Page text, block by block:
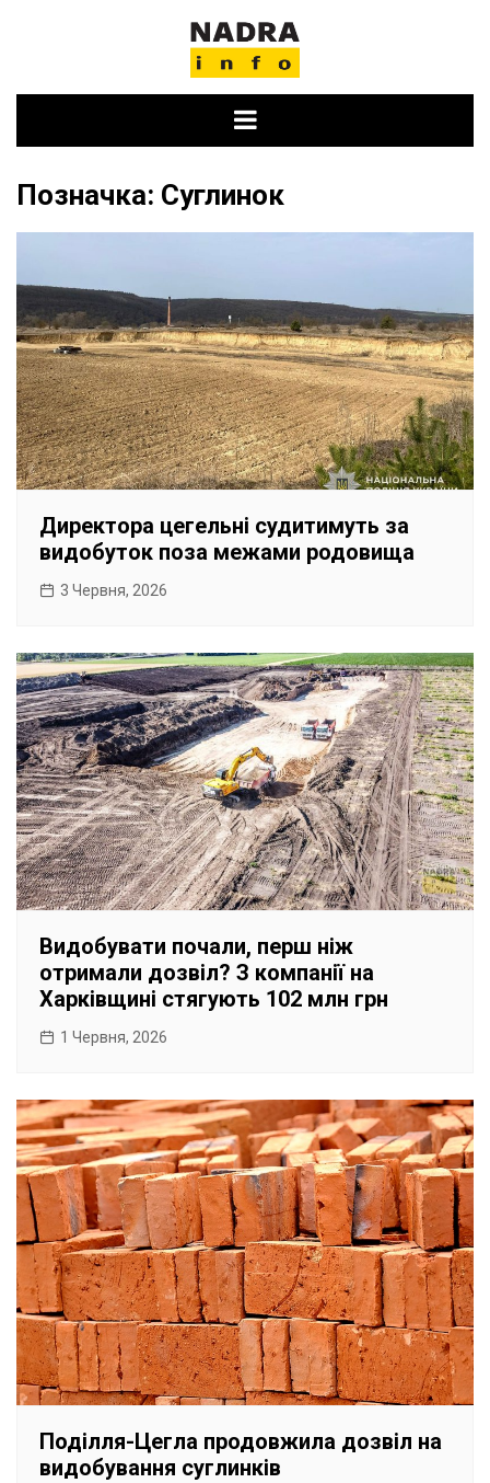
Позначка: Суглинок
Директора цегельні судитимуть за
видобуток поза межами родовища
3 Червня, 2026
Видобувати почали, перш ніж
отримали дозвіл? З компанії на
Харківщині стягують 102 млн грн
1 Червня, 2026
Поділля-Цегла продовжила дозвіл на
видобування суглинків